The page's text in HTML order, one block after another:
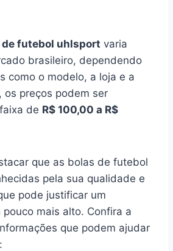
de futebol uhlsport varia
brasileiro, dependendo
como o modelo, a loja e a
os preços podem ser
de R$ 100,00 a R$
que as bolas de futebol
pela sua qualidade e
pode justificar um
mais alto. Confira a
que podem ajudar